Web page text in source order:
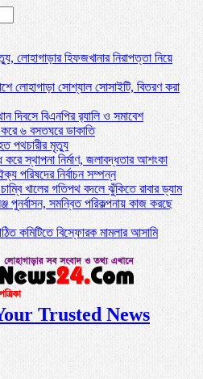
লোহাগাড়ার হিফজখানার নিরাপত্তা নিয়ে
লোহাগাড়া সোশ্যাল সোসাইটি, বিতরণ করা
দিবসে বিএনপির র‌্যালি ও সমাবেশ
করে ৬ বসতঘরে ডাকাতি
পথচারীর মৃত্যু
করে স্থাপনা নির্মাণ, জলাবদ্ধতার আশংকা
পরিষদের নির্বাচন সম্পন্ন
খালের গতিপথ বদলে ঝুঁকিতে রাবার ড্যাম
পুনর্বাসন, সমন্বিত পরিকল্পনায় কাজ করছে
কমিটিতে বিস্ফোরক মামলার আসামি
Trusted News